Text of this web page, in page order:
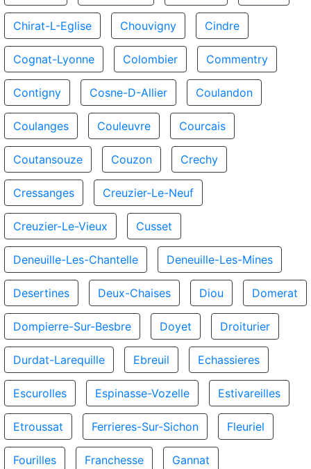
Chirat-L-Eglise Chouvigny Cindre
Cognat-Lyonne Colombier Commentry
Contigny Cosne-D-Allier Coulandon
Coulanges Couleuvre Courcais
Coutansouze Couzon Crechy
Cressanges Creuzier-Le-Neuf
Creuzier-Le-Vieux Cusset
Deneuille-Les-Chantelle Deneuille-Les-Mines
Desertines Deux-Chaises Diou Domerat
Dompierre-Sur-Besbre Doyet Droiturier
Durdat-Larequille Ebreuil Echassieres
Escurolles Espinasse-Vozelle Estivareilles
Etroussat Ferrieres-Sur-Sichon Fleuriel
Fourilles Franchesse Gannat